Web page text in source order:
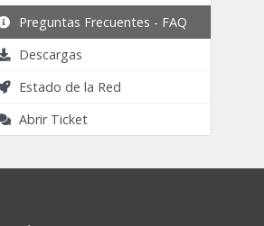
Preguntas Frecuentes - FAQ
Descargas
Estado de la Red
Abrir Ticket